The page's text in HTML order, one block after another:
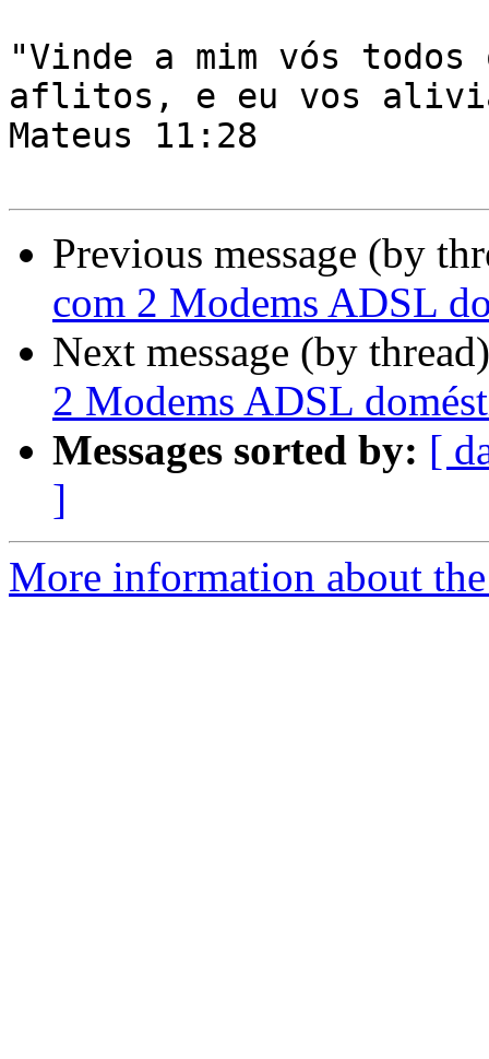
"Vinde a mim vós
aflitos, e eu vos
Mateus 11:28
Previous message (by
com 2 Modems ADSL
Next message (by
2 Modems ADSL
Messages sorted by: [
]
More information about